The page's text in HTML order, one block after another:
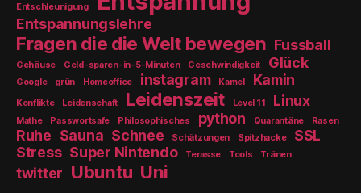
Entschleunigung
Entspannungslehre
Fragen die die Welt bewegen Fussball
Gehäuse Geld-sparen-in-5-Minuten Geschwindigkeit Glück
Google grün Homeoffice instagram Kamel Kamin
Konflikte Leidenschaft Leidenszeit Level 11 Linux
Mathe Passwortsafe Philosophisches python Quarantäne Rasen
Ruhe Sauna Schnee Schätzungen Spitzhacke
SSL
Stress Super Nintendo Terasse Tools Tränen
twitter Ubuntu Uni